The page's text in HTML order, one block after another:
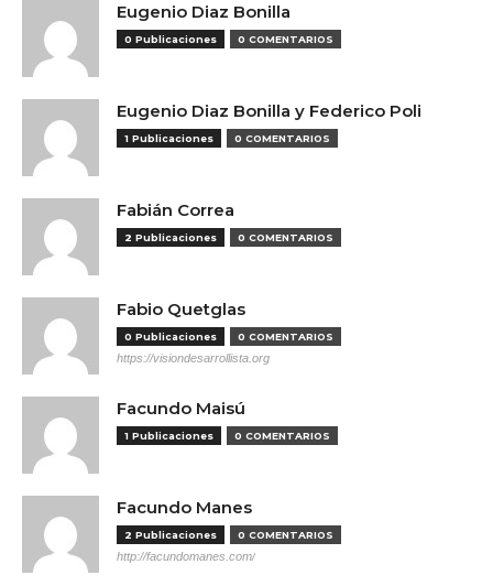
Eugenio Diaz Bonilla
0 Publicaciones 0 COMENTARIOS
Eugenio Diaz Bonilla y Federico Poli
1 Publicaciones 0 COMENTARIOS
Fabián Correa
2 Publicaciones 0 COMENTARIOS
Fabio Quetglas
0 Publicaciones 0 COMENTARIOS
https://visiondesarrollista.org
Facundo Maisú
1 Publicaciones 0 COMENTARIOS
Facundo Manes
2 Publicaciones 0 COMENTARIOS
http://facundomanes.com/